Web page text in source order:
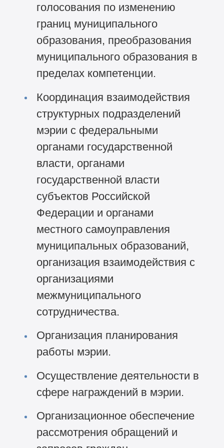
голосования по изменению
границ муниципального
образования, преобразования
муниципального образования в
пределах компетенции.
Координация взаимодействия
структурных подразделений
мэрии с федеральными
органами государственной
власти, органами
государственной власти
субъектов Российской
Федерации и органами
местного самоуправления
муниципальных образований,
организация взаимодействия с
организациями
межмуниципального
сотрудничества.
Организация планирования
работы мэрии.
Осуществление деятельности в
сфере награждений в мэрии.
Организационное обеспечение
рассмотрения обращений и